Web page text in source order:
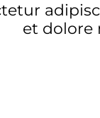
et dolore